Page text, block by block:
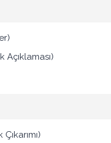
Açıklaması)